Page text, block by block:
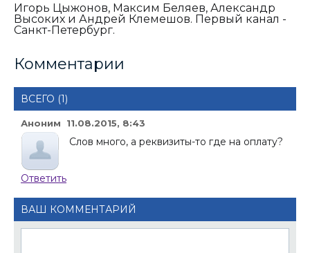
Игорь Цыжонов, Максим Беляев, Александр
Высоких и Андрей Клемешов. Первый канал -
Санкт-Петербург.
Комментарии
ВСЕГО (1)
Аноним 11.08.2015, 8:43
Слов много, а реквизиты-то где на оплату?
Ответить
ВАШ КОММЕНТАРИЙ